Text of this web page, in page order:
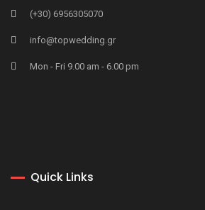
(+30) 6956305070
info@topwedding.gr
Mon - Fri 9.00 am - 6.00 pm
Quick Links